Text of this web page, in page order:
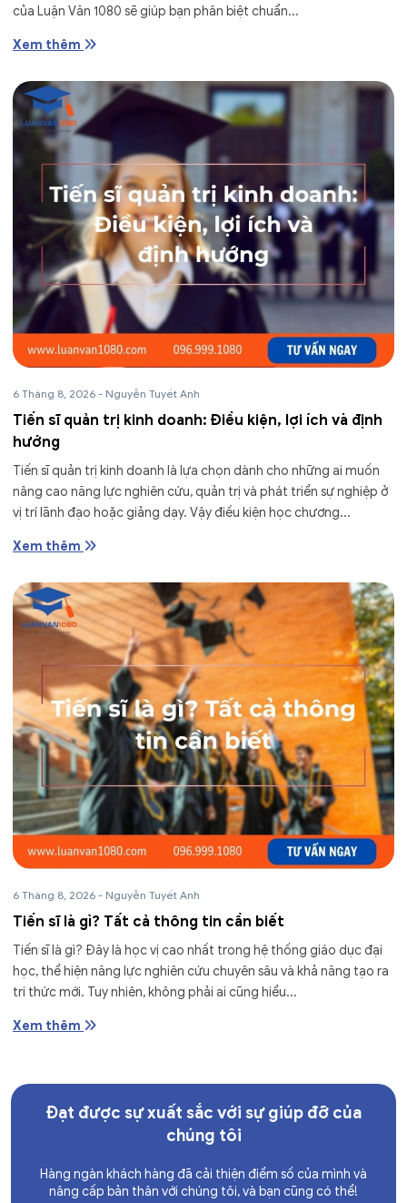
của Luận Văn 1080 sẽ giúp bạn phân biệt chuẩn...
Xem thêm
6 Tháng 8, 2026 - Nguyễn Tuyết Anh
Tiến sĩ quản trị kinh doanh: Điều kiện, lợi ích và định
hướng
Tiến sĩ quản trị kinh doanh là lựa chọn dành cho những ai muốn
nâng cao năng lực nghiên cứu, quản trị và phát triển sự nghiệp ở
vị trí lãnh đạo hoặc giảng dạy. Vậy điều kiện học chương...
Xem thêm
6 Tháng 8, 2026 - Nguyễn Tuyết Anh
Tiến sĩ là gì? Tất cả thông tin cần biết
Tiến sĩ là gì? Đây là học vị cao nhất trong hệ thống giáo dục đại
học, thể hiện năng lực nghiên cứu chuyên sâu và khả năng tạo ra
tri thức mới. Tuy nhiên, không phải ai cũng hiểu...
Xem thêm
Đạt được sự xuất sắc với sự giúp đỡ của
chúng tôi
Hàng ngàn khách hàng đã cải thiện điểm số của mình và
nâng cấp bản thân với chúng tôi, và bạn cũng có thể!